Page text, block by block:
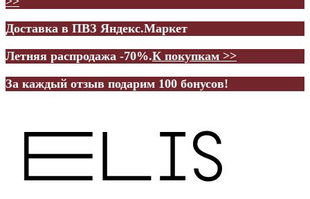
Доставка в ПВЗ Яндекс.Маркет
Летняя распродажа -70%.К покупкам >>
За каждый отзыв подарим 100 бонусов!